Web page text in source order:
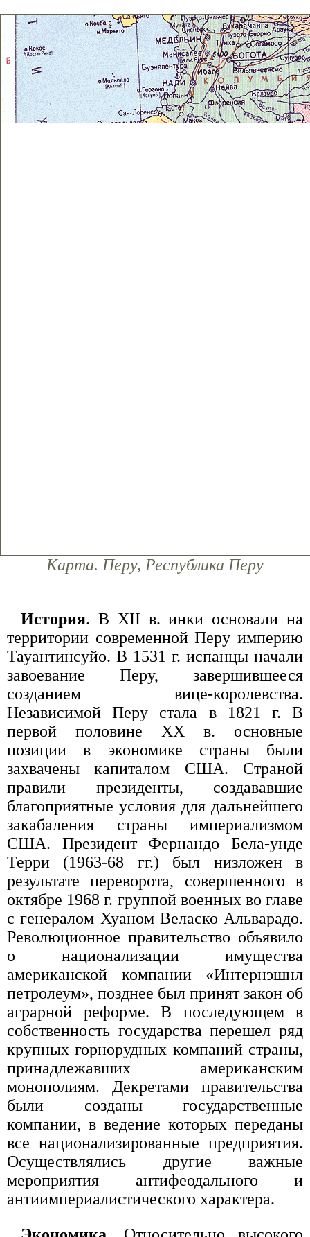
Карта. Перу, Республика Перу
История. В XII в. инки основали на
территории современной Перу империю
Тауантинсуйо. В 1531 г. испанцы начали
завоевание Перу, завершившееся
созданием вице-королевства.
Независимой Перу стала в 1821 г. В
первой половине XX в. основные
позиции в экономике страны были
захвачены капиталом США. Страной
правили президенты, создававшие
благоприятные условия для дальнейшего
закабаления страны империализмом
США. Президент Фернандо Бела-унде
Терри (1963-68 гг.) был низложен в
результате переворота, совершенного в
октябре 1968 г. группой военных во главе
с генералом Хуаном Веласко Альварадо.
Революционное правительство объявило
о национализации имущества
американской компании «Интернэшнл
петролеум», позднее был принят закон об
аграрной реформе. В последующем в
собственность государства перешел ряд
крупных горнорудных компаний страны,
принадлежавших американским
монополиям. Декретами правительства
были созданы государственные
компании, в ведение которых переданы
все национализированные предприятия.
Осуществлялись другие важные
мероприятия антифеодального и
антиимпериалистического характера.